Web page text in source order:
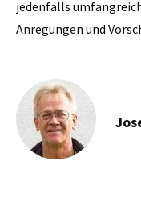
jedenfalls
Anregungen und